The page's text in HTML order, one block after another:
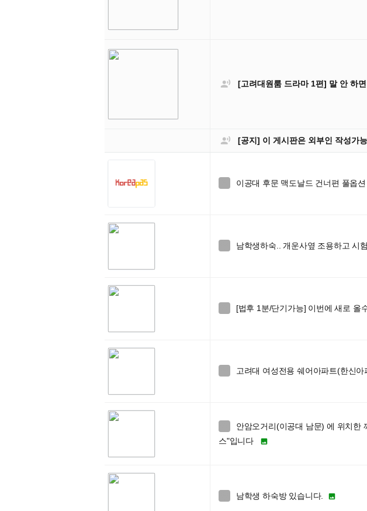
 [고려대원룸 드라마 1편] 말 안 하
 [공지] 이 게시판은 외부인 작성가
이공대 후문 맥도날드 건너편 풀옵
남학생하숙.. 개운사옆 조용하고 시
[법후 1분/단기가능] 이번에 새로 올
고려대 여성전용 쉐어아파트(한신
안암오거리(이공대 남문) 에 위치한
스"입니다

남학생 하숙방 있습니다. 